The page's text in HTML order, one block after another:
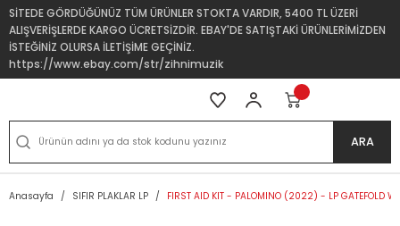
SİTEDE GÖRDÜĞÜNÜZ TÜM ÜRÜNLER STOKTA VARDIR, 5400 TL ÜZERİ
ALIŞVERİŞLERDE KARGO ÜCRETSİZDİR. EBAY'DE SATIŞTAKİ ÜRÜNLERİMİZDEN
İSTEĞİNİZ OLURSA İLETİŞİME GEÇİNİZ.
https://www.ebay.com/str/zihnimuzik
ARA
Anasayfa SIFIR PLAKLAR LP FIRST AID KIT - PALOMINO (2022) - LP GATEFOLD